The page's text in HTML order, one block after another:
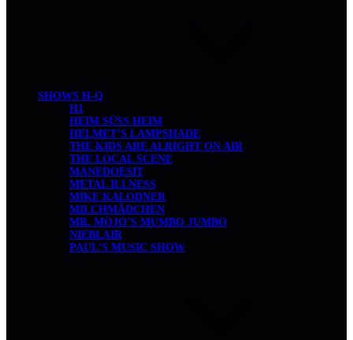
SHOWS H-Q
H1
HEIM SÜSS HEIM
HELMET’S LAMPSHADE
THE KIDS ARE ALRIGHT ON AIR
THE LOCAL SCENE
MANEDOESIT
METAL ILLNESS
MIKE KALODNER
MILCHMÄDCHEN
MR. MOJO’S MUMBO JUMBO
NIEBLAIR
PAUL’S MUSIC SHOW